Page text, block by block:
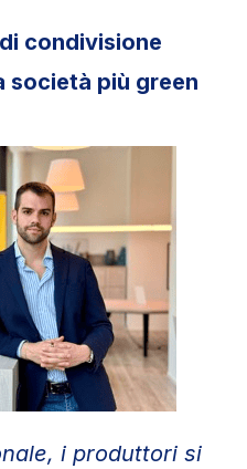
condivisione
società più green
i produttori si